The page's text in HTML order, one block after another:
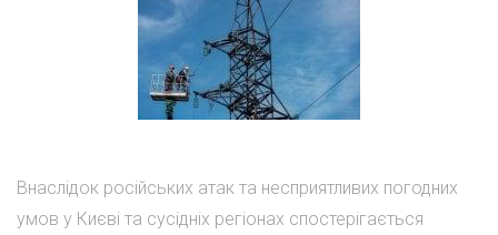
Внаслідок російських атак та несприятливих погодних
умов у Києві та сусідніх регіонах спостерігається